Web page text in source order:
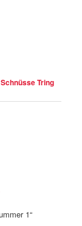
Schnüsse Tring
1“